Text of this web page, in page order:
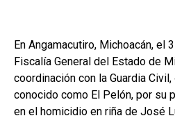
En Angamacutiro, Michoacán, el
Fiscalía General del Estado de
coordinación con la Guardia Civil,
conocido como El Pelón, por su
en el homicidio en riña de José